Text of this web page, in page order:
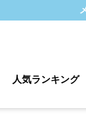
人気ランキング